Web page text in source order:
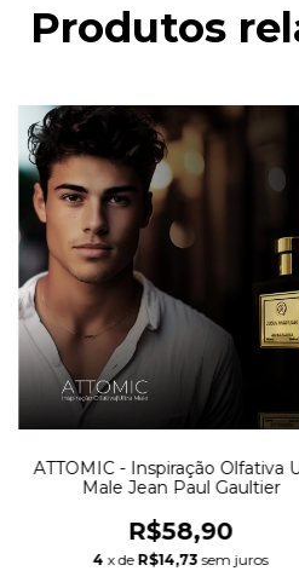
Produtos
ATTOMIC - Inspiração Olfativa
Male Jean Paul Gaultier
R$58,90
4 x de R$14,73 sem juros